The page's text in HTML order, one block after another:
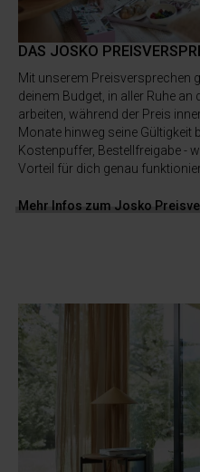
DAS JOSKO
Mit unserem Preisversprechen
deinem Budget, in aller Ruhe
arbeiten, während der Preis
Monate hinweg seine Gültigkeit
Kostenpuffer, Bestellfreigabe -
Vorteil für dich genau
Mehr Infos zum Josko